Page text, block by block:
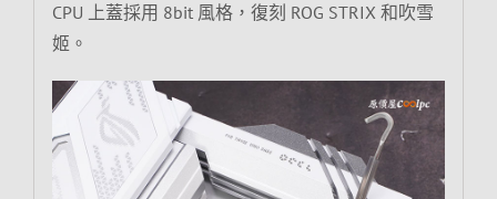
CPU 上蓋採用 8bit 風格，復刻 ROG STRIX 和吹雪
姬。